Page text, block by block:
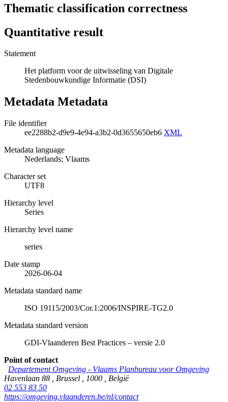
Thematic classification correctness
Quantitative result
Statement
Het platform voor de uitwisseling van Digitale
Stedenbouwkundige Informatie (DSI)
Metadata Metadata
File identifier
ee2288b2-d9e9-4e94-a3b2-0d3655650eb6 XML
Metadata language
Nederlands; Vlaams
Character set
UTF8
Hierarchy level
Series
Hierarchy level name
series
Date stamp
2026-06-04
Metadata standard name
ISO 19115/2003/Cor.1:2006/INSPIRE-TG2.0
Metadata standard version
GDI-Vlaanderen Best Practices – versie 2.0
Point of contact
Departement Omgeving - Vlaams Planbureau voor Omgeving
Havenlaan 88
Brussel 1000
België
02 553 83 50
https://omgeving.vlaanderen.be/nl/contact